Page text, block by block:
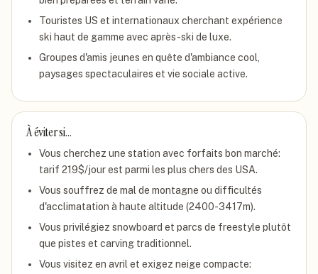
Touristes US et internationaux cherchant expérience
ski haut de gamme avec après-ski de luxe.
Groupes d'amis jeunes en quête d'ambiance cool,
paysages spectaculaires et vie sociale active.
À éviter si…
Vous cherchez une station avec forfaits bon marché:
tarif 219$/jour est parmi les plus chers des USA.
Vous souffrez de mal de montagne ou difficultés
d'acclimatation à haute altitude (2400-3417m).
Vous privilégiez snowboard et parcs de freestyle plutôt
que pistes et carving traditionnel.
Vous visitez en avril et exigez neige compacte: